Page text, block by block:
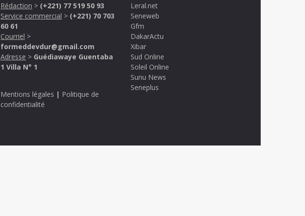
Rédaction > (+221) 77 519 50 93
Service commercial > (+221) 70 703
60 61
Courriel >
formeddevdur@gmail.com
Adresse > Guédiawaye Guentaba
1 Villa N° 1
Mentions légales | Politique de
confidentialité
Leral.net
Seneweb
Gfm
DakarActu
Xibar
Sud Online
Soleil Online
Sunu News
Seneplus